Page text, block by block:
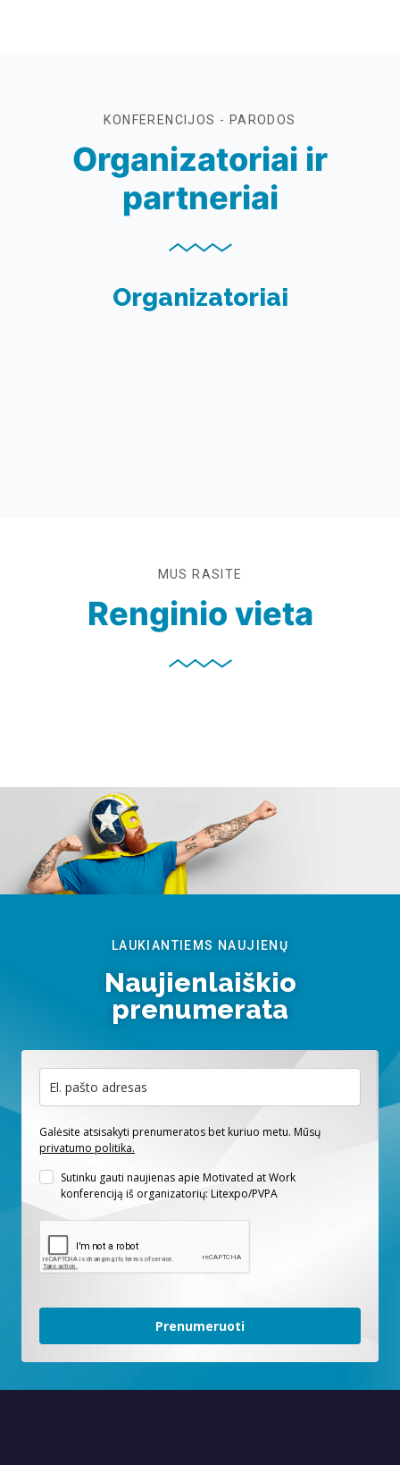
KONFERENCIJOS - PARODOS
Organizatoriai ir
partneriai
Organizatoriai
MUS RASITE
Renginio vieta
LAUKIANTIEMS NAUJIENŲ
Naujienlaiškio
prenumerata
Galėsite atsisakyti prenumeratos bet kuriuo metu. Mūsų
privatumo politika.
Sutinku gauti naujienas apie Motivated at Work
konferenciją iš organizatorių: Litexpo/PVPA
Prenumeruoti
Kodėl verta dalyvauti?